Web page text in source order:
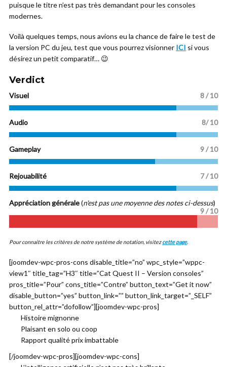
puisque le titre n’est pas très demandant pour les consoles
modernes.
Voilà quelques temps, nous avions eu la chance de faire le test de
la version PC du jeu, test que vous pourrez visionner ICI si vous
désirez un petit comparatif… 😉
Verdict
Visuel 8 / 10
Audio 8/ 10
Gameplay 9 / 10
Rejouabilité 7 / 10
Appréciation générale(n'est pas une moyenne des notes ci-dessus)
9 / 10
Pour connaitre les critères de notre système de notation, visitezcette page.
[joomdev-wpc-pros-cons disable_title=”no” wpc_style=”wppc-
view1″ title_tag=”H3″ title=”Cat Quest II – Version consoles”
pros_title=”Pour” cons_title=”Contre” button_text=”Get it now”
disable_button=”yes” button_link=”” button_link_target=”_SELF”
button_rel_attr=”dofollow”][joomdev-wpc-pros]
Histoire mignonne
Plaisant en solo ou coop
Rapport qualité prix imbattable
[/joomdev-wpc-pros][joomdev-wpc-cons]